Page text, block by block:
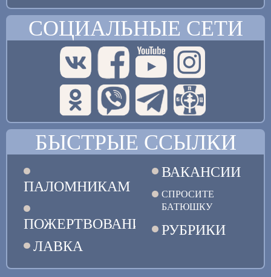
СОЦИАЛЬНЫЕ СЕТИ
БЫСТРЫЕ ССЫЛКИ
ПАЛОМНИКАМ
ПОЖЕРТВОВАНИЯ
ЛАВКА
ВАКАНСИИ
СПРОСИТЕ
БАТЮШКУ
РУБРИКИ